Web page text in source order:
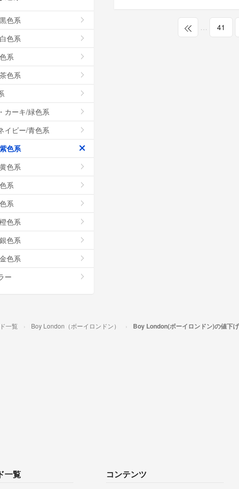
… 41
色系
色系
系
色系
カーキ/緑色系
イビー/青色系
色系
色系
系
系
色系
色系
色系
ー
一覧 Boy London（ボーイロンドン） Boy London(ボーイロンドン)の値下
一覧 コンテンツ